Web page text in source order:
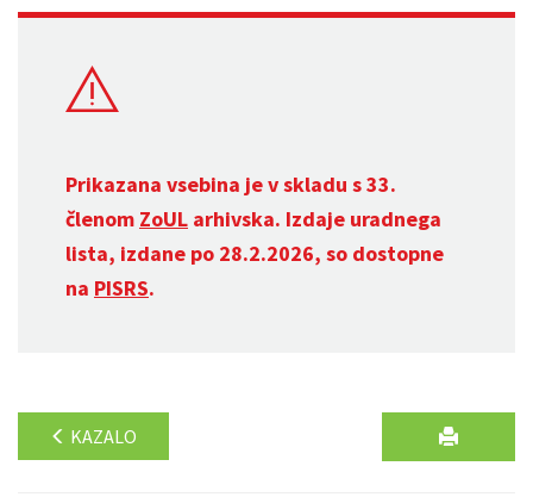
Prikazana vsebina je v skladu s 33.
členom ZoUL arhivska. Izdaje uradnega
lista, izdane po 28.2.2026, so dostopne
na PISRS.
KAZALO